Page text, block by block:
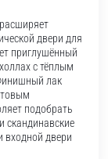
двери для
приглушённый
с тёплым
лак
подобрать
скандинавские
входной двери